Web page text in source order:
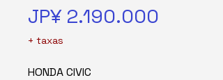
JP¥ 2.190.000
+ taxas
HONDA CIVIC